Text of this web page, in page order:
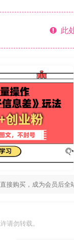
此
接购买，成为会员后全
请勿转载。